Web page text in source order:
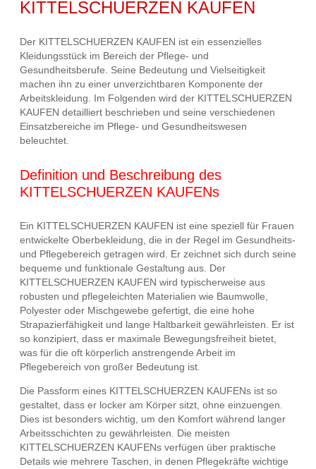
KITTELSCHUERZEN KAUFEN
Der KITTELSCHUERZEN KAUFEN ist ein essenzielles
Kleidungsstück im Bereich der Pflege- und
Gesundheitsberufe. Seine Bedeutung und Vielseitigkeit
machen ihn zu einer unverzichtbaren Komponente der
Arbeitskleidung. Im Folgenden wird der KITTELSCHUERZEN
KAUFEN detailliert beschrieben und seine verschiedenen
Einsatzbereiche im Pflege- und Gesundheitswesen
beleuchtet.
Definition und Beschreibung des
KITTELSCHUERZEN KAUFENs
Ein KITTELSCHUERZEN KAUFEN ist eine speziell für Frauen
entwickelte Oberbekleidung, die in der Regel im Gesundheits-
und Pflegebereich getragen wird. Er zeichnet sich durch seine
bequeme und funktionale Gestaltung aus. Der
KITTELSCHUERZEN KAUFEN wird typischerweise aus
robusten und pflegeleichten Materialien wie Baumwolle,
Polyester oder Mischgewebe gefertigt, die eine hohe
Strapazierfähigkeit und lange Haltbarkeit gewährleisten. Er ist
so konzipiert, dass er maximale Bewegungsfreiheit bietet,
was für die oft körperlich anstrengende Arbeit im
Pflegebereich von großer Bedeutung ist.
Die Passform eines KITTELSCHUERZEN KAUFENs ist so
gestaltet, dass er locker am Körper sitzt, ohne einzuengen.
Dies ist besonders wichtig, um den Komfort während langer
Arbeitsschichten zu gewährleisten. Die meisten
KITTELSCHUERZEN KAUFENs verfügen über praktische
Details wie mehrere Taschen, in denen Pflegekräfte wichtige